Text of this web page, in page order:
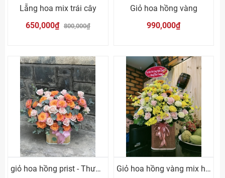
Lẵng hoa mix trái cây
650,000₫ 800,000₫
Giỏ hoa hồng vàng
990,000₫
giỏ hoa hồng prist - Thương mình
Giỏ hoa hồng vàng mix hướng dương